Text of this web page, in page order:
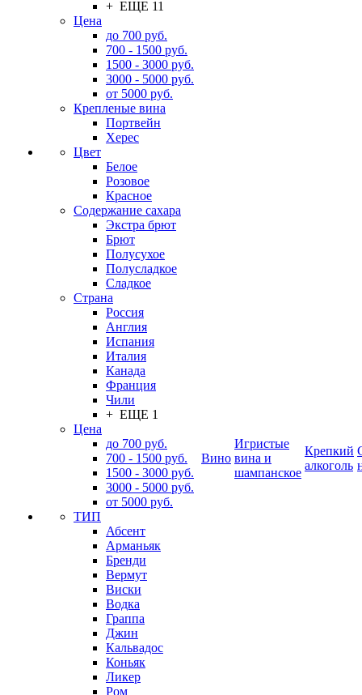
+ ЕЩЕ 11
Цена
до 700 руб.
700 - 1500 руб.
1500 - 3000 руб.
3000 - 5000 руб.
от 5000 руб.
Крепленые вина
Портвейн
Херес
Цвет
Белое
Розовое
Красное
Содержание сахара
Экстра брют
Брют
Полусухое
Полусладкое
Сладкое
Страна
Россия
Англия
Испания
Италия
Канада
Франция
Чили
+ ЕЩЕ 1
Цена
до 700 руб.
700 - 1500 руб.
1500 - 3000 руб.
3000 - 5000 руб.
от 5000 руб.
ТИП
Абсент
Арманьяк
Бренди
Вермут
Виски
Водка
Граппа
Джин
Кальвадос
Коньяк
Ликер
Ром
Вино
Игристые
вина и
шампанское
Крепкий
алкоголь